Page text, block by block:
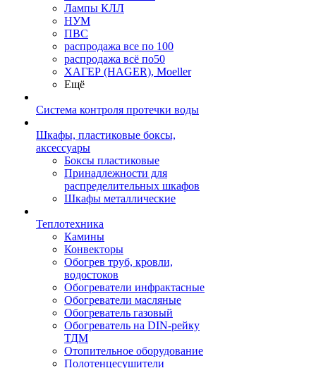
Лампы КЛЛ
НУМ
ПВС
распродажа все по 100
распродажа всё по50
ХАГЕР (HAGER), Moeller
Ещё
Система контроля протечки воды
Шкафы, пластиковые боксы,
аксессуары
Боксы пластиковые
Принадлежности для
распределительных шкафов
Шкафы металлические
Теплотехника
Камины
Конвекторы
Обогрев труб, кровли,
водостоков
Обогреватели инфрактасные
Обогреватели масляные
Обогреватель газовый
Обогреватель на DIN-рейку
ТДМ
Отопительное оборудование
Полотенцесушители